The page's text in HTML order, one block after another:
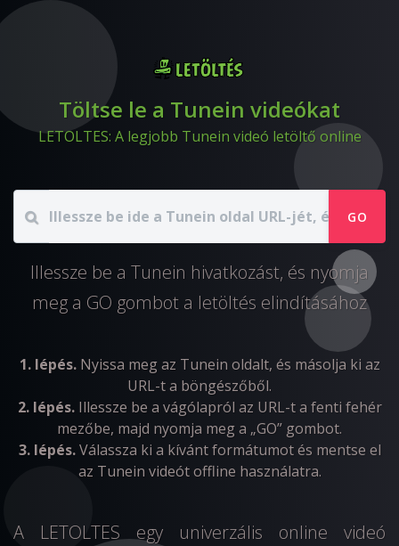
Töltse le a Tunein videókat
LETOLTES: A legjobb Tunein videó letöltő online
GO
Illessze be a Tunein hivatkozást, és nyomja
meg a GO gombot a letöltés elindításához
1. lépés.Nyissa meg az Tunein oldalt, és másolja ki az
URL-t a böngészőből.
2. lépés.Illessze be a vágólapról az URL-t a fenti fehér
mezőbe, majd nyomja meg a „GO” gombot.
3. lépés.Válassza ki a kívánt formátumot és mentse el
az Tunein videót offline használatra.
A LETOLTES egy univerzális online videó